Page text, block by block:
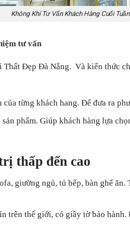
Không Khí Tư Vấn Khách Hàng Cuối Tuần
tư vấn
Đẹp Đà Nẵng. Và kiến thức
từng khách hang. Để đưa ra
phẩm. Giúp khách hàng lựa
thấp đến cao
giường ngủ, tủ bếp, bàn ghế
trên thế giới, có giầy tờ bảo